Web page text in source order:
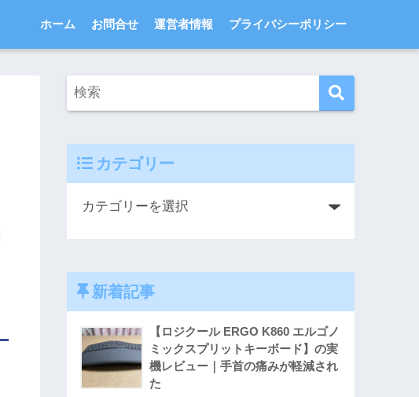
ホーム お問合せ 運営者情報 プライバシーポリシー
カテゴリー
新着記事
【ロジクール ERGO K860 エルゴノ
ミックスプリットキーボード】の実
機レビュー｜手首の痛みが軽減され
た